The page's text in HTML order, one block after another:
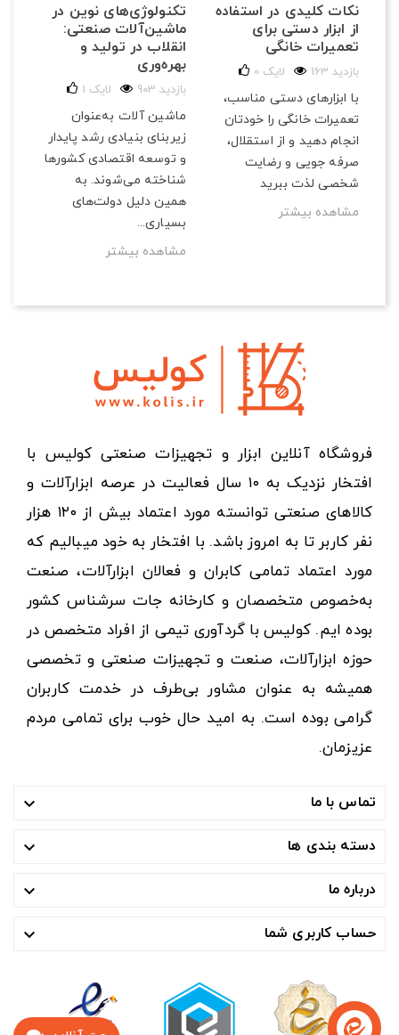
تکنولوژی‌های نوین در
ماشین‌آلات صنعتی:
انقلاب در تولید و
بهره‌وری
903 بازدید 1 لایک
ماشین آلات به‌عنوان
زیربنای بنیادی رشد پایدار
و توسعه اقتصادی کشورها
شناخته می‌شوند. به
همین دلیل دولت‌های
بسیاری...
مشاهده بیشتر
نکات کلیدی در استفاده
از ابزار دستی برای
تعمیرات خانگی
163 بازدید 0 لایک
با ابزارهای دستی مناسب،
تعمیرات خانگی را خودتان
انجام دهید و از استقلال،
صرفه‌ جویی و رضایت
شخصی لذت ببرید
مشاهده بیشتر
فروشگاه آنلاین ابزار و تجهیزات صنعتی کولیس با
افتخار نزدیک به ۱۰ سال فعالیت در عرصه ابزارآلات و
کالاهای صنعتی توانسته مورد اعتماد بیش از ۱۲۰ هزار
نفر کاربر تا به امروز باشد. با افتخار به خود میبالیم که
مورد اعتماد تمامی کابران و فعالان ابزارآلات، صنعت
به‌خصوص متخصصان و کارخانه جات سرشناس کشور
بوده ایم. کولیس با گردآوری تیمی از افراد متخصص در
حوزه ابزارآلات، صنعت و تجهیزات صنعتی و تخصصی
همیشه به عنوان مشاور بی‌طرف در خدمت کاربران
گرامی بوده است. به امید حال خوب برای تمامی مردم
عزیزمان.
تماس با ما 
دسته بندی ها 
درباره ما 
حساب کاربری شما 